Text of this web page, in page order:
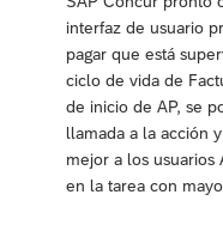
interfaz de usuario
pagar que está
ciclo de vida de
de inicio de AP, se
llamada a la acción
mejor a los usuarios
en la tarea con